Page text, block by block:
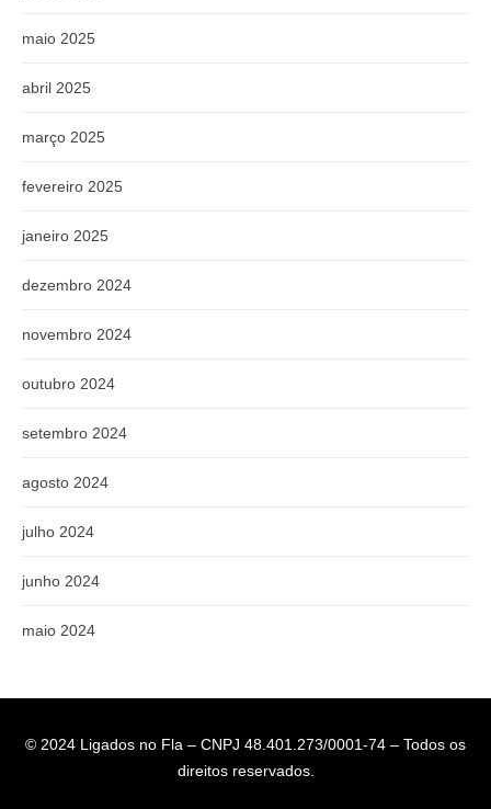
maio 2025
abril 2025
março 2025
fevereiro 2025
janeiro 2025
dezembro 2024
novembro 2024
outubro 2024
setembro 2024
agosto 2024
julho 2024
junho 2024
maio 2024
© 2024 Ligados no Fla – CNPJ 48.401.273/0001-74 – Todos os
direitos reservados.